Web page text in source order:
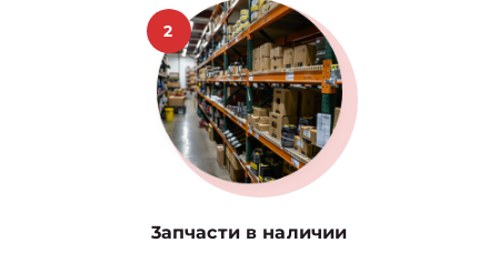
2
3апчасти в наличии